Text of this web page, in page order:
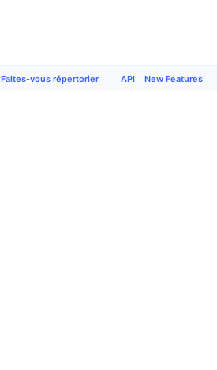
Faites-vous répertorier API New Features